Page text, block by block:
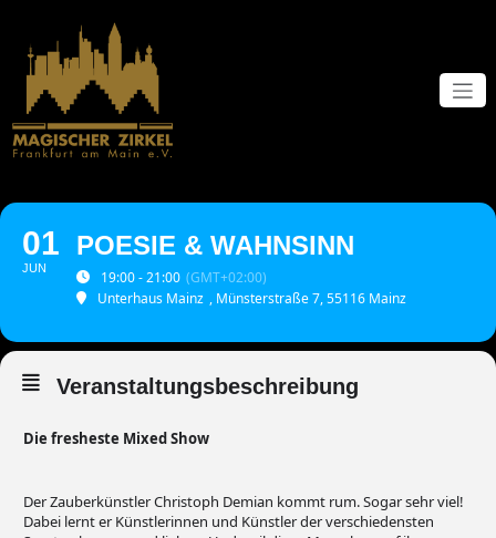
springen
01
JUN
POESIE & WAHNSINN
19:00 - 21:00 (GMT+02:00)
Unterhaus Mainz , Münsterstraße 7, 55116 Mainz
Veranstaltungsbeschreibung
Die fresheste Mixed Show
Der Zauberkünstler Christoph Demian kommt rum. Sogar sehr viel!
Dabei lernt er Künstlerinnen und Künstler der verschiedensten